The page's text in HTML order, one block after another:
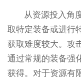
从资源投入角
取特定装备或进行
获取难度较大。攻
通过常规的装备强
获得。对于资源有